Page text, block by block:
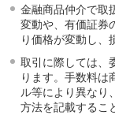
iDeCo（個人型確定
国民年金基金
ロボアドバイザーク
WealthNavi for イオ
funds
まいクラウドファン
ローン
金融商品仲介で取
変動や、有価証券
り価格が変動し、
取引に際しては、
ります。手数料は
ル等により異なり
方法を記載するこ